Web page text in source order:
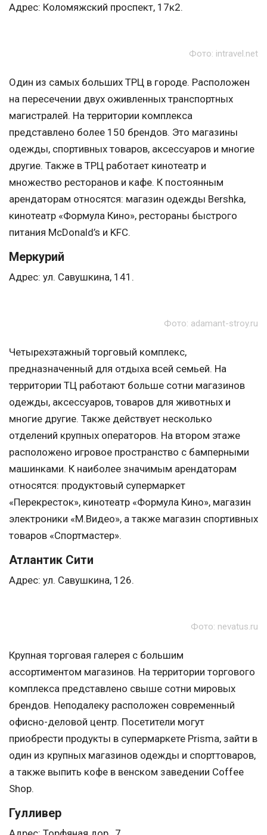
Адрес: Коломяжский проспект, 17к2.
Фото: intravel.net
Один из самых больших ТРЦ в городе. Расположен
на пересечении двух оживленных транспортных
магистралей. На территории комплекса
представлено более 150 брендов. Это магазины
одежды, спортивных товаров, аксессуаров и многие
другие. Также в ТРЦ работает кинотеатр и
множество ресторанов и кафе. К постоянным
арендаторам относятся: магазин одежды Bershka,
кинотеатр «Формула Кино», рестораны быстрого
питания McDonald’s и KFC.
Меркурий
Адрес: ул. Савушкина, 141.
Фото: adamant-stroy.ru
Четырехэтажный торговый комплекс,
предназначенный для отдыха всей семьей. На
территории ТЦ работают больше сотни магазинов
одежды, аксессуаров, товаров для животных и
многие другие. Также действует несколько
отделений крупных операторов. На втором этаже
расположено игровое пространство с бамперными
машинками. К наиболее значимым арендаторам
относятся: продуктовый супермаркет
«Перекресток», кинотеатр «Формула Кино», магазин
электроники «М.Видео», а также магазин спортивных
товаров «Спортмастер».
Атлантик Сити
Адрес: ул. Савушкина, 126.
Фото: nevatus.ru
Крупная торговая галерея с большим
ассортиментом магазинов. На территории торгового
комплекса представлено свыше сотни мировых
брендов. Неподалеку расположен современный
офисно-деловой центр. Посетители могут
приобрести продукты в супермаркете Prisma, зайти в
один из крупных магазинов одежды и спорттоваров,
а также выпить кофе в венском заведении Coffee
Shop.
Гулливер